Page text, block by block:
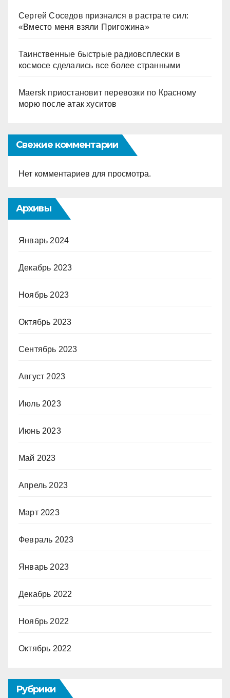
Сергей Соседов признался в растрате сил:
«Вместо меня взяли Пригожина»
Таинственные быстрые радиовсплески в
космосе сделались все более странными
Maersk приостановит перевозки по Красному
морю после атак хуситов
Свежие комментарии
Нет комментариев для просмотра.
Архивы
Январь 2024
Декабрь 2023
Ноябрь 2023
Октябрь 2023
Сентябрь 2023
Август 2023
Июль 2023
Июнь 2023
Май 2023
Апрель 2023
Март 2023
Февраль 2023
Январь 2023
Декабрь 2022
Ноябрь 2022
Октябрь 2022
Рубрики